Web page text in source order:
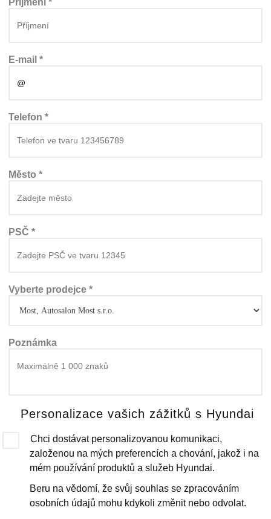
E-mail *
Telefon *
Město *
PSČ *
Vyberte prodejce *
Poznámka
Personalizace vašich zážitků s Hyundai
Chci dostávat personalizovanou komunikaci,
založenou na mých preferencích a chování, jakož i na
mém používání produktů a služeb Hyundai.
Beru na vědomí, že svůj souhlas se zpracováním
osobních údajů mohu kdykoli změnit nebo odvolat.